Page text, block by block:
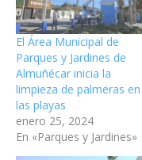
El Área Municipal de
Parques y Jardines de
Almuñécar inicia la
limpieza de palmeras en
las playas
enero 25, 2024
En «Parques y Jardines»